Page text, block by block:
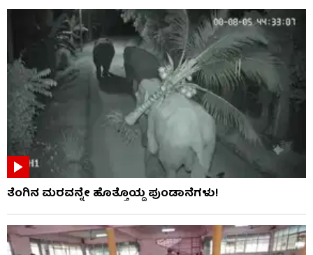
ತೆಂಗಿನ ಮರವನ್ನೇ ಹೊತ್ತೊಯ್ದ ಪುಂಡಾನೆಗಳು!